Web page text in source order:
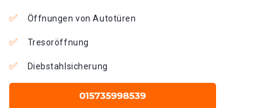
Öffnungen von Autotüren
Tresoröffnung
Diebstahlsicherung